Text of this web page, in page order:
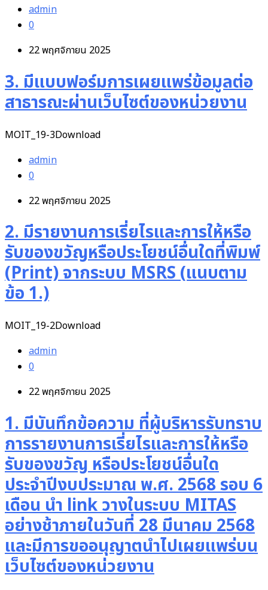
admin
0
22 พฤศจิกายน 2025
3. มีแบบฟอร์มการเผยแพร่ข้อมูลต่อ
สาธารณะผ่านเว็บไซต์ของหน่วยงาน
MOIT_19-3Download
admin
0
22 พฤศจิกายน 2025
2. มีรายงานการเรี่ยไรและการให้หรือ
รับของขวัญหรือประโยชน์อื่นใดที่พิมพ์
(Print) จากระบบ MSRS (แนบตาม
ข้อ 1.)
MOIT_19-2Download
admin
0
22 พฤศจิกายน 2025
1. มีบันทึกข้อความ ที่ผู้บริหารรับทราบ
การรายงานการเรี่ยไรและการให้หรือ
รับของขวัญ หรือประโยชน์อื่นใด
ประจำปีงบประมาณ พ.ศ. 2568 รอบ 6
เดือน นำ link วางในระบบ MITAS
อย่างช้าภายในวันที่ 28 มีนาคม 2568
และมีการขออนุญาตนำไปเผยแพร่บน
เว็บไซต์ของหน่วยงาน